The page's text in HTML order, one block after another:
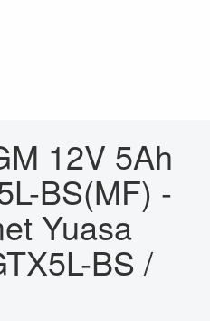
12V 5Ah
BS(MF) -
Yuasa
BS /